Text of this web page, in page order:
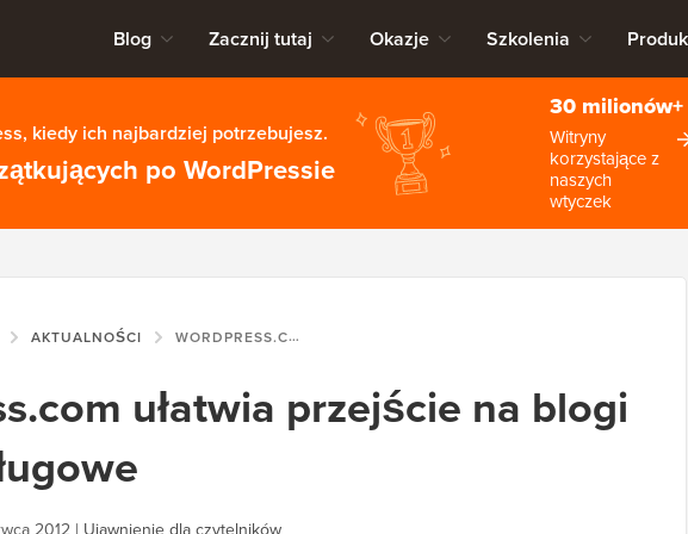
Blog Zacznij tutaj Okazje Szkolenia
kiedy ich najbardziej potrzebujesz.
po WordPressie
30 milionów+
Witryny
korzystające z
naszych
wtyczek
AKTUALNOŚCI WORDPRESS.COM UŁATWIA PRZEJŚCIE NA BLOGI SAMOOBSŁUGOWE
ułatwia przejście na blogi